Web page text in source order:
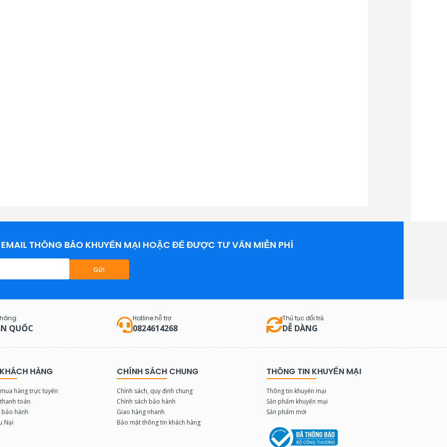
THÔNG BÁO KHUYẾN MẠI HOẶC ĐỂ ĐƯỢC TƯ VẤN MIỄN PHÍ
Gửi
QUỐC
Hotline hỗ trợ
0824614268
Thủ tục đổi trả
DỄ DÀNG
HÀNG
hàng trực tuyến
toán
bảo hành
Nại
CHÍNH SÁCH CHUNG
Chính sách, quy định chung
Chính sách bảo hành
Giao hàng nhanh
Bảo mật thông tin khách hàng
THÔNG TIN KHUYẾN MẠI
Thông tin khuyến mại
Sản phẩm khuyến mại
Sản phẩm mới